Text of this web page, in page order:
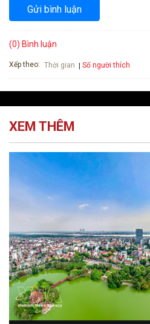
Gửi bình luận
(0) Bình luận
Xếp theo: Thời gian Số người thích
XEM THÊM